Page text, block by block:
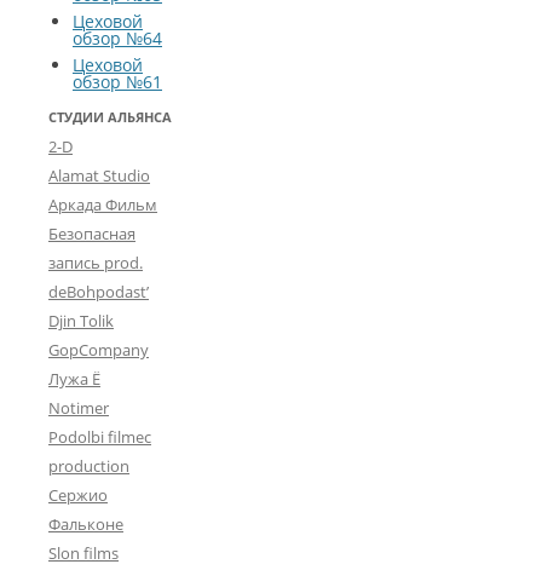
Цеховой
обзор №64
Цеховой
обзор №61
СТУДИИ АЛЬЯНСА
2-D
Alamat Studio
Аркада Фильм
Безопасная
запись prod.
deBohpodast’
Djin Tolik
GopCompany
Лужа Ё
Notimer
Podolbi filmec
production
Сержио
Фальконе
Slon films